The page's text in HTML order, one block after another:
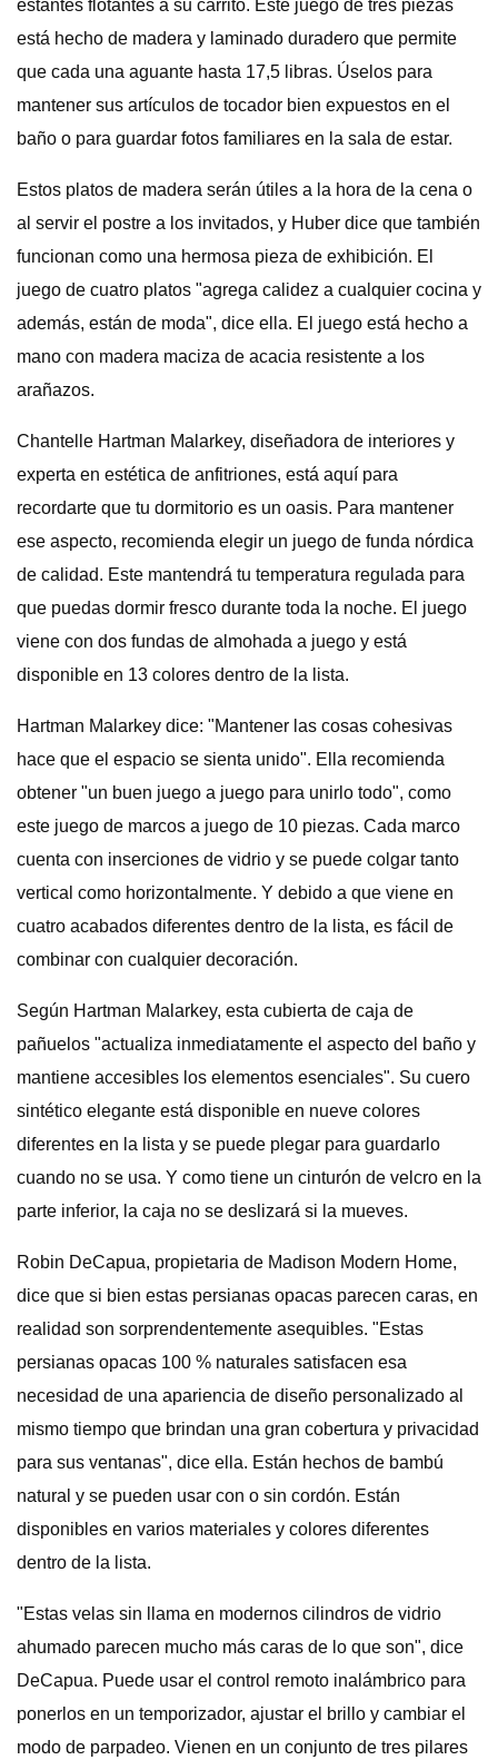
estantes flotantes a su carrito. Este juego de tres piezas
está hecho de madera y laminado duradero que permite
que cada una aguante hasta 17,5 libras. Úselos para
mantener sus artículos de tocador bien expuestos en el
baño o para guardar fotos familiares en la sala de estar.
Estos platos de madera serán útiles a la hora de la cena o
al servir el postre a los invitados, y Huber dice que también
funcionan como una hermosa pieza de exhibición. El
juego de cuatro platos "agrega calidez a cualquier cocina y
además, están de moda", dice ella. El juego está hecho a
mano con madera maciza de acacia resistente a los
arañazos.
Chantelle Hartman Malarkey, diseñadora de interiores y
experta en estética de anfitriones, está aquí para
recordarte que tu dormitorio es un oasis. Para mantener
ese aspecto, recomienda elegir un juego de funda nórdica
de calidad. Este mantendrá tu temperatura regulada para
que puedas dormir fresco durante toda la noche. El juego
viene con dos fundas de almohada a juego y está
disponible en 13 colores dentro de la lista.
Hartman Malarkey dice: "Mantener las cosas cohesivas
hace que el espacio se sienta unido". Ella recomienda
obtener "un buen juego a juego para unirlo todo", como
este juego de marcos a juego de 10 piezas. Cada marco
cuenta con inserciones de vidrio y se puede colgar tanto
vertical como horizontalmente. Y debido a que viene en
cuatro acabados diferentes dentro de la lista, es fácil de
combinar con cualquier decoración.
Según Hartman Malarkey, esta cubierta de caja de
pañuelos "actualiza inmediatamente el aspecto del baño y
mantiene accesibles los elementos esenciales". Su cuero
sintético elegante está disponible en nueve colores
diferentes en la lista y se puede plegar para guardarlo
cuando no se usa. Y como tiene un cinturón de velcro en la
parte inferior, la caja no se deslizará si la mueves.
Robin DeCapua, propietaria de Madison Modern Home,
dice que si bien estas persianas opacas parecen caras, en
realidad son sorprendentemente asequibles. "Estas
persianas opacas 100 % naturales satisfacen esa
necesidad de una apariencia de diseño personalizado al
mismo tiempo que brindan una gran cobertura y privacidad
para sus ventanas", dice ella. Están hechos de bambú
natural y se pueden usar con o sin cordón. Están
disponibles en varios materiales y colores diferentes
dentro de la lista.
"Estas velas sin llama en modernos cilindros de vidrio
ahumado parecen mucho más caras de lo que son", dice
DeCapua. Puede usar el control remoto inalámbrico para
ponerlos en un temporizador, ajustar el brillo y cambiar el
modo de parpadeo. Vienen en un conjunto de tres pilares